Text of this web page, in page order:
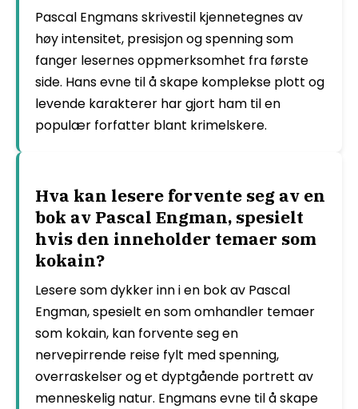
Pascal Engmans skrivestil kjennetegnes av
høy intensitet, presisjon og spenning som
fanger lesernes oppmerksomhet fra første
side. Hans evne til å skape komplekse plott og
levende karakterer har gjort ham til en
populær forfatter blant krimelskere.
Hva kan lesere forvente seg av en
bok av Pascal Engman, spesielt
hvis den inneholder temaer som
kokain?
Lesere som dykker inn i en bok av Pascal
Engman, spesielt en som omhandler temaer
som kokain, kan forvente seg en
nervepirrende reise fylt med spenning,
overraskelser og et dyptgående portrett av
menneskelig natur. Engmans evne til å skape